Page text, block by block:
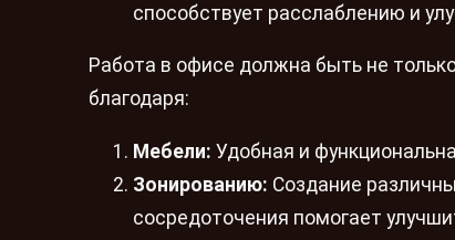
способствует расслаблению и
Работа в офисе должна быть не
благодаря:
Мебели: Удобная и
Зонированию: Создание
сосредоточения помогает